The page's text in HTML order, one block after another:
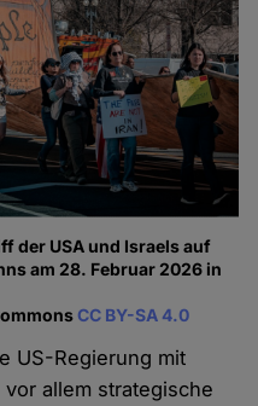
der USA und Israels auf
am 28. Februar 2026 in
CC BY-SA 4.0
US-Regierung mit
allem strategische